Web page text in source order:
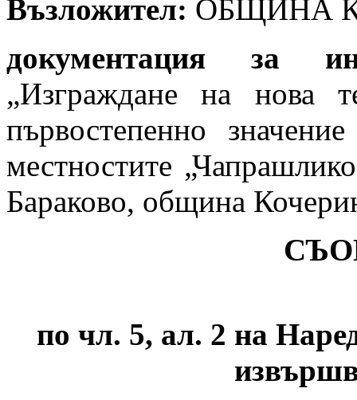
Възложител: ОБЩИНА
документация за
„Изграждане на нова
първостепенно
местностите
Бараково, община
по чл. 5, ал. 2 на